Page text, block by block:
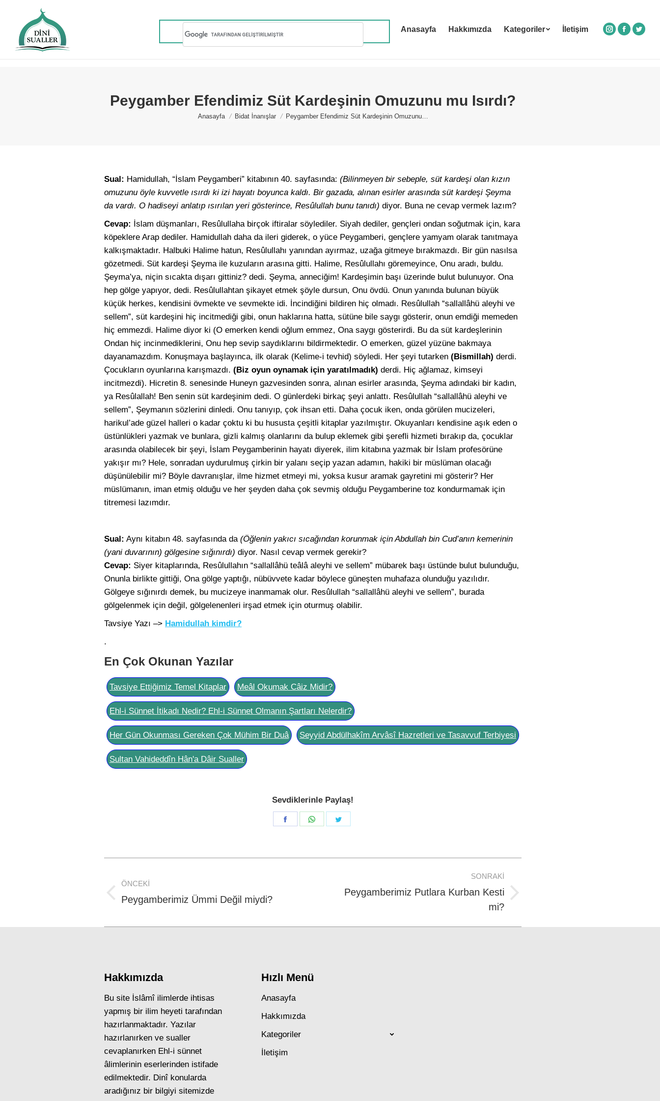
Anasayfa Hakkımızda Kategoriler İletişim
Instagram
Facebook
Peygamber Efendimiz Süt Kardeşinin Omuzunu mu Isırdı?
You are here:
Anasayfa Bidat İnanışlar Peygamber Efendimiz Süt Kardeşinin Omuzunu…
Sual: Hamidullah, “İslam Peygamberi” kitabının 40. sayfasında: (Bilinmeyen bir sebeple, süt kardeşi olan kızın
omuzunu öyle kuvvetle ısırdı ki izi hayatı boyunca kaldı. Bir gazada, alınan esirler arasında süt kardeşi Şeyma
da vardı. O hadiseyi anlatıp ısırılan yeri gösterince, Resûlullah bunu tanıdı) diyor. Buna ne cevap vermek lazım?
Cevap: İslam düşmanları, Resûlullaha birçok iftiralar söylediler. Siyah dediler, gençleri ondan soğutmak için, kara
köpeklere Arap dediler. Hamidullah daha da ileri giderek, o yüce Peygamberi, gençlere yamyam olarak tanıtmaya
kalkışmaktadır. Halbuki Halime hatun, Resûlullahı yanından ayırmaz, uzağa gitmeye bırakmazdı. Bir gün nasılsa
gözetmedi. Süt kardeşi Şeyma ile kuzuların arasına gitti. Halime, Resûlullahı göremeyince, Onu aradı, buldu.
Şeyma’ya, niçin sıcakta dışarı gittiniz? dedi. Şeyma, anneciğim! Kardeşimin başı üzerinde bulut bulunuyor. Ona
hep gölge yapıyor, dedi. Resûlullahtan şikayet etmek şöyle dursun, Onu övdü. Onun yanında bulunan büyük
küçük herkes, kendisini övmekte ve sevmekte idi. İncindiğini bildiren hiç olmadı. Resûlullah “sallallâhü aleyhi ve
sellem”, süt kardeşini hiç incitmediği gibi, onun haklarına hatta, sütüne bile saygı gösterir, onun emdiği memeden
hiç emmezdi. Halime diyor ki (O emerken kendi oğlum emmez, Ona saygı gösterirdi. Bu da süt kardeşlerinin
Ondan hiç incinmediklerini, Onu hep sevip saydıklarını bildirmektedir. O emerken, güzel yüzüne bakmaya
dayanamazdım. Konuşmaya başlayınca, ilk olarak (Kelime-i tevhid) söyledi. Her şeyi tutarken (Bismillah) derdi.
Çocukların oyunlarına karışmazdı. (Biz oyun oynamak için yaratılmadık) derdi. Hiç ağlamaz, kimseyi
incitmezdi). Hicretin 8. senesinde Huneyn gazvesinden sonra, alınan esirler arasında, Şeyma adındaki bir kadın,
ya Resûlallah! Ben senin süt kardeşinim dedi. O günlerdeki birkaç şeyi anlattı. Resûlullah “sallallâhü aleyhi ve
sellem”, Şeymanın sözlerini dinledi. Onu tanıyıp, çok ihsan etti. Daha çocuk iken, onda görülen mucizeleri,
harikul’ade güzel halleri o kadar çoktu ki bu hususta çeşitli kitaplar yazılmıştır. Okuyanları kendisine aşık eden o
üstünlükleri yazmak ve bunlara, gizli kalmış olanlarını da bulup eklemek gibi şerefli hizmeti bırakıp da, çocuklar
arasında olabilecek bir şeyi, İslam Peygamberinin hayatı diyerek, ilim kitabına yazmak bir İslam profesörüne
yakışır mı? Hele, sonradan uydurulmuş çirkin bir yalanı seçip yazan adamın, hakiki bir müslüman olacağı
düşünülebilir mi? Böyle davranışlar, ilme hizmet etmeyi mi, yoksa kusur aramak gayretini mi gösterir? Her
müslümanın, iman etmiş olduğu ve her şeyden daha çok sevmiş olduğu Peygamberine toz kondurmamak için
titremesi lazımdır.
Sual: Aynı kitabın 48. sayfasında da (Öğlenin yakıcı sıcağından korunmak için Abdullah bin Cud’anın kemerinin
(yani duvarının) gölgesine sığınırdı) diyor. Nasıl cevap vermek gerekir?
Cevap: Siyer kitaplarında, Resûlullahın “sallallâhü teâlâ aleyhi ve sellem” mübarek başı üstünde bulut bulunduğu,
Onunla birlikte gittiği, Ona gölge yaptığı, nübüvvete kadar böylece güneşten muhafaza olunduğu yazılıdır.
Gölgeye sığınırdı demek, bu mucizeye inanmamak olur. Resûlullah “sallallâhü aleyhi ve sellem”, burada
gölgelenmek için değil, gölgelenenleri irşad etmek için oturmuş olabilir.
Tavsiye Yazı –> Hamidullah kimdir?
.
En Çok Okunan Yazılar
Tavsiye Ettiğimiz Temel Kitaplar Meâl Okumak Câiz Midir?
Ehl-i Sünnet İtikadı Nedir? Ehl-i Sünnet Olmanın Şartları Nelerdir?
Her Gün Okunması Gereken Çok Mühim Bir Duâ Seyyid Abdülhakîm Arvâsî Hazretleri ve Tasavvuf Terbiyesi
Sultan Vahideddîn Hân'a Dâir Sualler
Sevdiklerinle Paylaş!
Share
Share
navigation
ÖNCEKI
Previous
Peygamberimiz Ümmi Değil miydi?
SONRAKI
Peygamberimiz Putlara Kurban Kesti
mi?
Hakkımızda
Bu site İslâmî ilimlerde ihtisas
yapmış bir ilim heyeti tarafından
hazırlanmaktadır. Yazılar
hazırlanırken ve sualler
cevaplanırken Ehl-i sünnet
âlimlerinin eserlerinden istifade
edilmektedir. Dinî konularda
aradığınız bir bilgiyi sitemizde
Hızlı Menü
Anasayfa
Hakkımızda
Kategoriler
İletişim